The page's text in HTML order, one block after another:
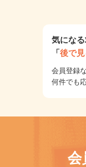
気にな
「後で見
会員登録な
何件でも
会